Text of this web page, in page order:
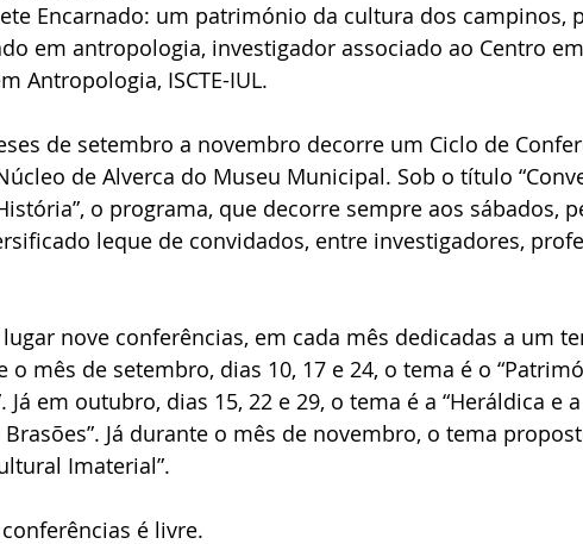
Encarnado: um património da cultura dos campinos,
em antropologia, investigador associado ao Centro
Antropologia, ISCTE-IUL.
de setembro a novembro decorre um Ciclo de
de Alverca do Museu Municipal. Sob o título
o programa, que decorre sempre aos sábados,
leque de convidados, entre investigadores,
nove conferências, em cada mês dedicadas a um
o mês de setembro, dias 10, 17 e 24, o tema é o
Já em outubro, dias 15, 22 e 29, o tema é a “Heráldica e
Já durante o mês de novembro, o tema
Imaterial”.
é livre.